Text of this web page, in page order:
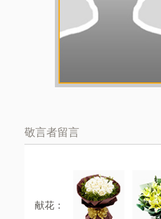
敬言者留言